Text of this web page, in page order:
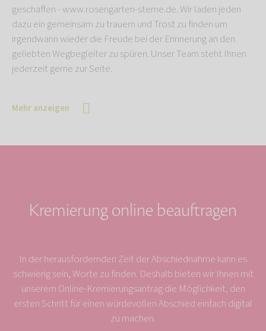
geschaffen - www.rosengarten-sterne.de. Wir laden jeden
dazu ein gemeinsam zu trauern und Trost zu finden um
irgendwann wieder die Freude bei der Erinnerung an den
geliebten Wegbegleiter zu spüren. Unser Team steht Ihnen
jederzeit gerne zur Seite.
Mehr anzeigen
Kremierung online beauftragen
In der herausfordernden Zeit der Abschiednahme kann es
schwierig sein, Worte zu finden. Deshalb bieten wir Ihnen mit
unserem Online-Kremierungsantrag die Möglichkeit, den
ersten Schritt für einen würdevollen Abschied einfach digital
zu machen.